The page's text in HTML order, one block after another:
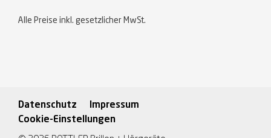
Alle Preise inkl. gesetzlicher MwSt.
Datenschutz
Impressum
Cookie-Einstellungen